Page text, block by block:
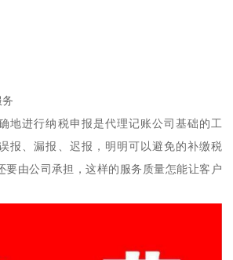
地进行纳税申报是代理记账公司基础的工
报、漏报、迟报，明明可以避免的补缴税
要由公司承担，这样的服务质量怎能让客户